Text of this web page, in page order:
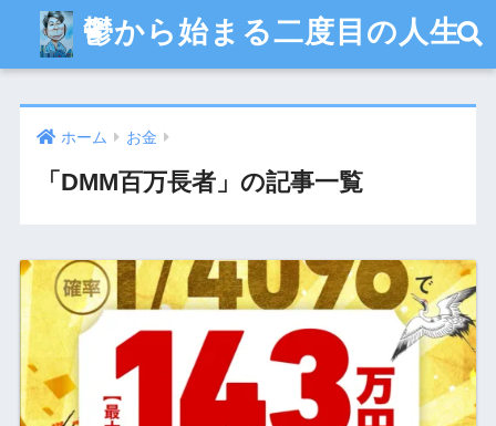
鬱から始まる二度目の人生
ホーム お金
「DMM百万長者」の記事一覧